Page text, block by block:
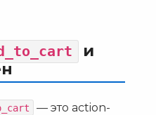
и
— это action-